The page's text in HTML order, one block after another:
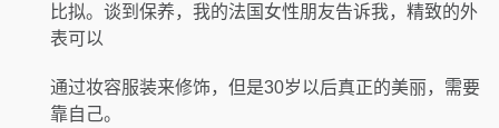
比拟。谈到保养，我的法国女性朋友告诉我，精致的外
表可以
通过妆容服装来修饰，但是30岁以后真正的美丽，需要
靠自己。